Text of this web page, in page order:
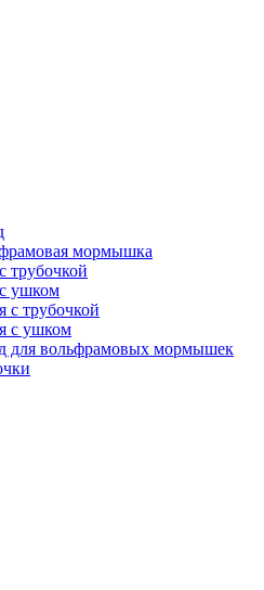
мормышка
трубочкой
ушком
с трубочкой
с ушком
для вольфрамовых мормышек